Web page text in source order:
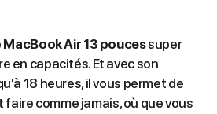
MacBook Air 13 poucessuper
en capacités. Et avec son
18 heures, il vous permet de
comme jamais, où que vous